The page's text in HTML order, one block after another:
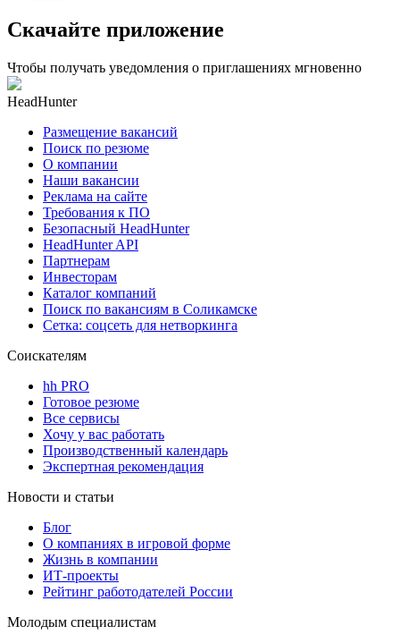
Скачайте приложение
Чтобы получать уведомления о приглашениях мгновенно
HeadHunter
Размещение вакансий
Поиск по резюме
О компании
Наши вакансии
Реклама на сайте
Требования к ПО
Безопасный HeadHunter
HeadHunter API
Партнерам
Инвесторам
Каталог компаний
Поиск по вакансиям в Соликамске
Сетка: соцсеть для нетворкинга
Соискателям
hh PRO
Готовое резюме
Все сервисы
Хочу у вас работать
Производственный календарь
Экспертная рекомендация
Новости и статьи
Блог
О компаниях в игровой форме
Жизнь в компании
ИТ-проекты
Рейтинг работодателей России
Молодым специалистам